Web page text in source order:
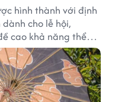
hình thành với định
cho lễ hội,
cao khả năng thể
dựng thương hiệu,
phẩm tạo được
từng bước mở